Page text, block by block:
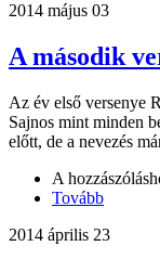
2014 május 03
A második
Az év első versenye
Sajnos mint minden
előtt, de a nevezés
A
Tovább
2014 április 23